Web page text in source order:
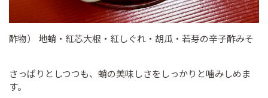
酢物） 地蛸・紅芯大根・紅しぐれ・胡瓜・若芽の辛子酢みそ
さっぱりとしつつも、蛸の美味しさをしっかりと噛みしめま
す。